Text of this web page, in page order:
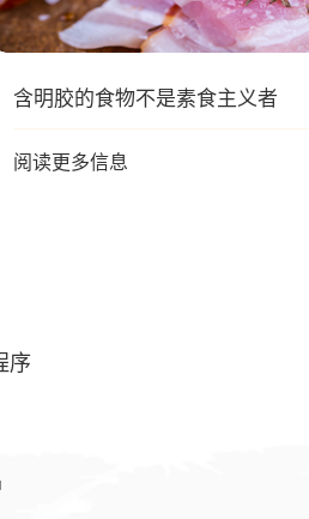
含明胶的食物不是素食主义者
阅读更多信息
序